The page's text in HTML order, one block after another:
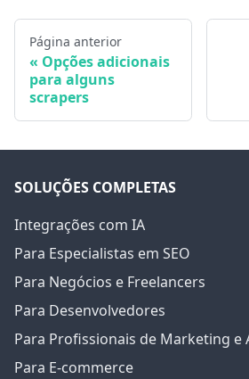
Página anterior
Opções adicionais
para alguns
scrapers
SOLUÇÕES COMPLETAS
Integrações com IA
Para Especialistas em SEO
Para Negócios e Freelancers
Para Desenvolvedores
Para Profissionais de Marketing e
Para E-commerce